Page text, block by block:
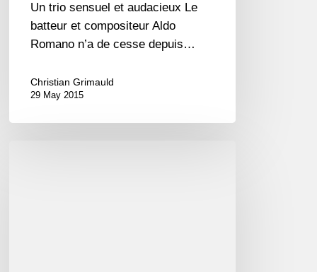
Un trio sensuel et audacieux Le
batteur et compositeur Aldo
Romano n’a de cesse depuis…
Christian Grimauld
29 May 2015